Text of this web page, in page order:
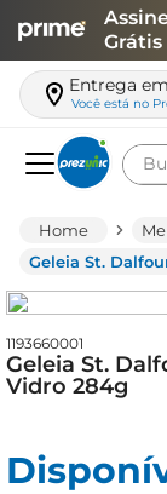
Grátis
Entrega
Você está no
Geleia St.
1193660001
Geleia St.
Vidro 284g
leite
queijo
azeite